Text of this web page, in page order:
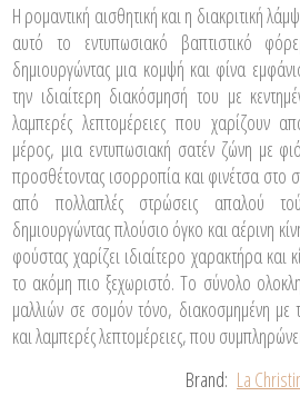
Η ρομαντική αισθητική και η διακριτική
αυτό το εντυπωσιακό βαπτιστικό
δημιουργώντας μια κομψή και φίνα
την ιδιαίτερη διακόσμησή του με
λαμπερές λεπτομέρειες που χαρίζουν
μέρος, μια εντυπωσιακή σατέν ζώνη με
προσθέτοντας ισορροπία και φινέτσα στο
από πολλαπλές στρώσεις απαλού
δημιουργώντας πλούσιο όγκο και αέρινη
φούστας χαρίζει ιδιαίτερο χαρακτήρα
το ακόμη πιο ξεχωριστό. Το σύνολο
μαλλιών σε σομόν τόνο, διακοσμημένη με
και λαμπερές λεπτομέρειες, που
Brand: La